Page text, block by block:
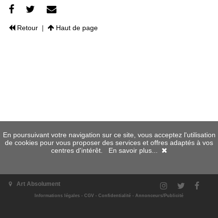
Retour| Haut de page
Art Absolument
Informations légales - CGV - Confidentialité - Annonceurs/Publicité
En poursuivant votre navigation sur ce site, vous acceptez l'utilisation
de cookies pour vous proposer des services et offres adaptés à vos
centres d'intérêt. En savoir plus...